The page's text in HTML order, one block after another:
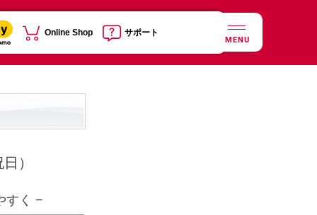
Online Shop サポート
MENU
）
すく −